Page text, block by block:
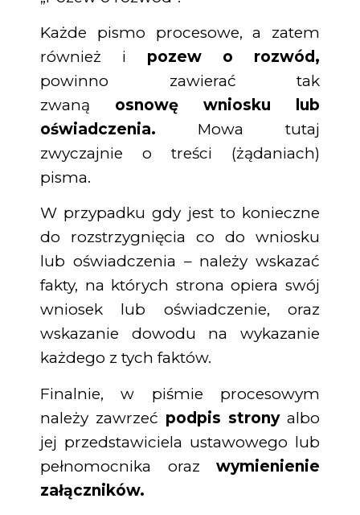
Każde pismo procesowe, a zatem
również i pozew o rozwód,
powinno zawierać tak
zwaną osnowę wniosku lub
oświadczenia. Mowa tutaj
zwyczajnie o treści (żądaniach)
pisma.
W przypadku gdy jest to konieczne
do rozstrzygnięcia co do wniosku
lub oświadczenia – należy wskazać
fakty, na których strona opiera swój
wniosek lub oświadczenie, oraz
wskazanie dowodu na wykazanie
każdego z tych faktów.
Finalnie, w piśmie procesowym
należy zawrzeć podpis stronyalbo
jej przedstawiciela ustawowego lub
pełnomocnika oraz wymienienie
załączników.